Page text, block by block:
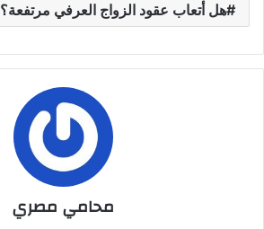
هل أتعاب عقود الزواج العرفي مرتفعة؟
محامي مصري